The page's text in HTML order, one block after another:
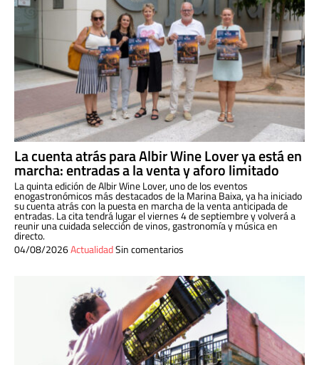
La cuenta atrás para Albir Wine Lover ya está en
marcha: entradas a la venta y aforo limitado
La quinta edición de Albir Wine Lover, uno de los eventos
enogastronómicos más destacados de la Marina Baixa, ya ha iniciado
su cuenta atrás con la puesta en marcha de la venta anticipada de
entradas. La cita tendrá lugar el viernes 4 de septiembre y volverá a
reunir una cuidada selección de vinos, gastronomía y música en
directo.
04/08/2026ActualidadSin comentarios